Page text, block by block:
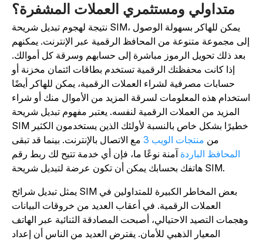
متداولي ومستثمري العملات المشفرة؟
نتيجة لهجوم تبديل شريحة SIM، يمكن للهاكر بسهولة الوصول
إلى مجموعة متنوعة من المحافظ الرقمية عبر الإنترنت. يمكنهم
بعد ذلك تحويل الرموز مباشرة إلى حسابهم وسرقة كل أموالك.
إذا كانت محفظتك الرقمية تستخدم بطاقات ائتمان مخزنة أو
حسابات مصرفية لشراء العملات الرقمية، يمكن للهاكر أيضًا
هذه المعلومات لسرقة المزيد من الأموال منك أو شراء
المزيد من العملات الرقمية لنفسه. يعتبر مفهوم تبديل شريحة
SIM خطيرًا بشكل خاص بالنسبة لأولئك الذين يستخدمون الكثير
منتجات الويب 3 مع الاتصال بالإنترنت. بينما قد تبقى
المحافظ الباردةآمنة نوعًا ما، فإن أي خدمة تتيح لك ربط رقم
هاتفك بحسابك يمكن أن تكون عرضة لتبديل شريحة SIM.
يمثل تبديل شرائح SIM بعض المخاطر الكبيرة للمتداولين في
العملات الرقمية. في أعقاب العديد من خروقات البيانات
وهجمات التصيد الاحتيالي، أصبحت المصادقة الثنائية عبر الهاتف
المعيار الذهبي للأمان. يفترض العديد من الناس أن إعداد